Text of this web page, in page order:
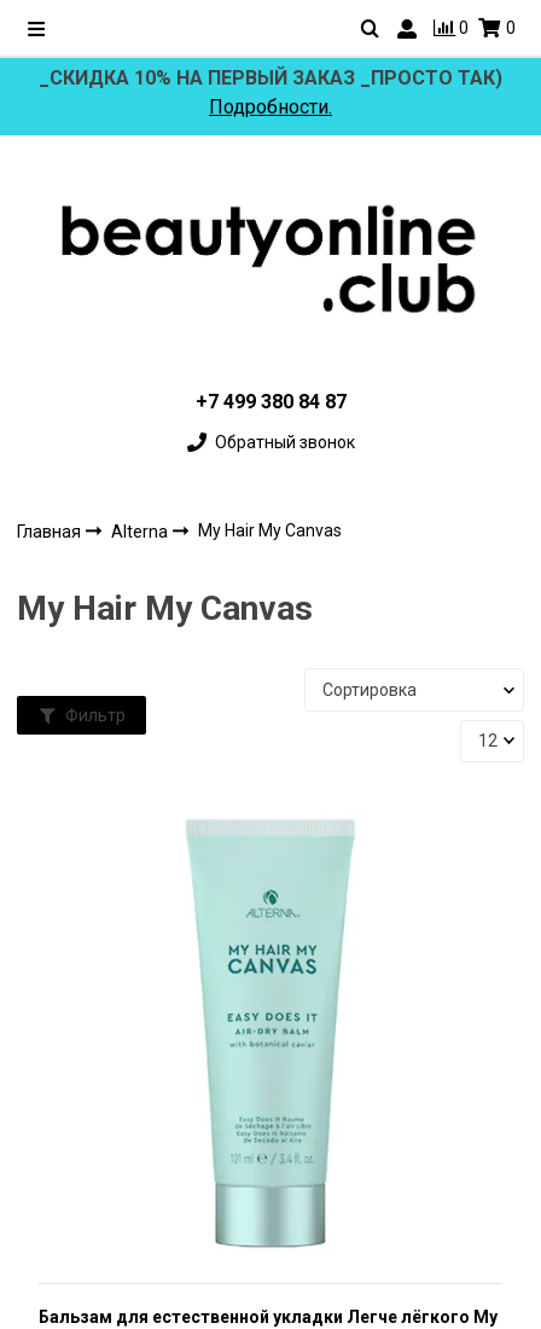
0 0
_СКИДКА 10% НА ПЕРВЫЙ ЗАКАЗ _ПРОСТО ТАК)
Подробности.
+7 499 380 84 87
Обратный звонок
Главная Alterna My Hair My Canvas
My Hair My Canvas
Фильтр
Бальзам для естественной укладки Легче лёгкого My